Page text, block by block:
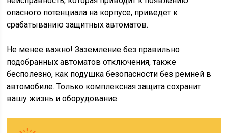
опасного потенциала на корпусе, приведет к
срабатыванию защитных автоматов.
Не менее важно! Заземление без правильно
подобранных автоматов отключения, также
бесполезно, как подушка безопасности без ремней в
автомобиле. Только комплексная защита сохранит
вашу жизнь и оборудование.